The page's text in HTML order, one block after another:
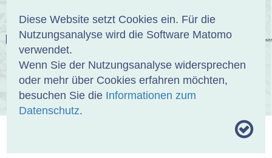
Diese Website setzt Cookies ein. Für die
Nutzungsanalyse wird die Software Matomo
verwendet.
Wenn Sie der Nutzungsanalyse widersprechen
oder mehr über Cookies erfahren möchten,
besuchen Sie die Informationen zum
Datenschutz.
EINBANDDATENBANK
ÜBER UNS SAMMLUNGEN SUCHE